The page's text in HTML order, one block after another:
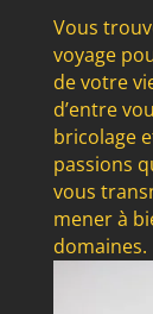
Vous
voyage
de votre
d’entre
bricolage
passions
vous
mener à
domaines.